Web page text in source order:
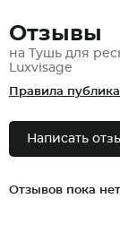
Отзывы
на Тушь для
Luxvisage
Правила
Написать
Отзывов пока нет